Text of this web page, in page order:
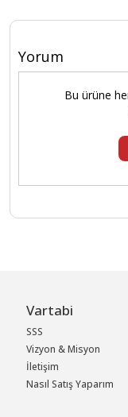
Yorum
Bu ürüne
Vartabi
SSS
Vizyon & Misyon
İletişim
Nasıl Satış Yaparım